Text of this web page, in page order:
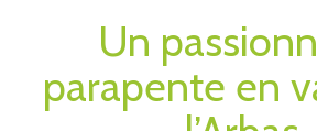
Un
parapente en